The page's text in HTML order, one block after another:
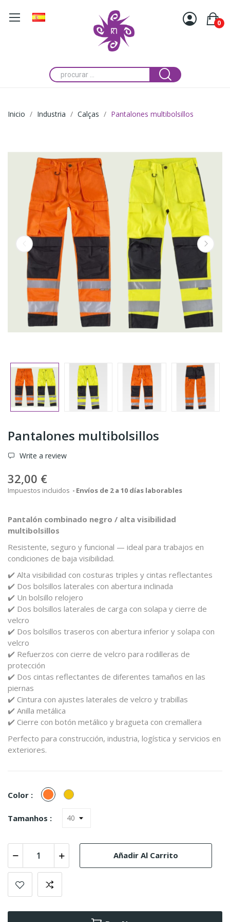
0
Inicio Industria Calças Pantalones multibolsillos
Pantalones multibolsillos
Write a review
32,00 €
Impuestos incluidos Envíos de 2 a 10 días laborables
Pantalón combinado negro / alta visibilidad
multibolsillos
Resistente, seguro y funcional — ideal para trabajos en
condiciones de baja visibilidad.
✔️ Alta visibilidad con costuras triples y cintas reflectantes
✔️ Dos bolsillos laterales con abertura inclinada
✔️ Un bolsillo relojero
✔️ Dos bolsillos laterales de carga con solapa y cierre de
velcro
✔️ Dos bolsillos traseros con abertura inferior y solapa con
velcro
✔️ Refuerzos con cierre de velcro para rodilleras de
protección
✔️ Dos cintas reflectantes de diferentes tamaños en las
piernas
✔️ Cintura con ajustes laterales de velcro y trabillas
✔️ Anilla metálica
✔️ Cierre con botón metálico y bragueta con cremallera
Perfecto para construcción, industria, logística y servicios en
exteriores.
Color : NaranjaAmarillo
Tamanhos :
Añadir Al Carrito